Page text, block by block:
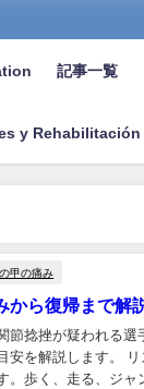
記事一覧
y Rehabilitación
甲の痛み
から復帰まで解
節捻挫が疑われる選
安を解説します。 リ
歩く、走る、ジャ